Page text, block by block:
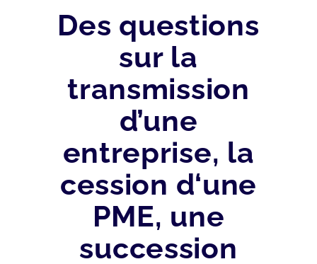
Des questions
sur la
transmission
d’une
entreprise, la
cession d‘une
PME, une
succession